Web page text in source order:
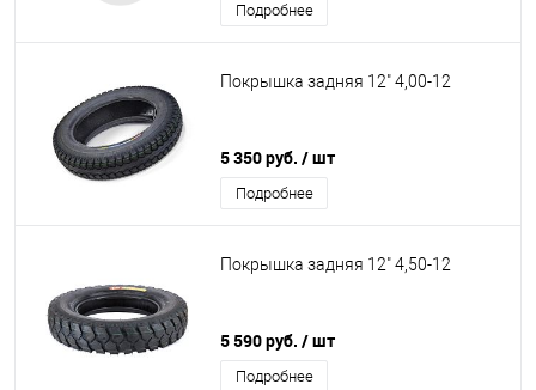
Подробнее
Покрышка задняя 12" 4,00-12
5 350 руб. / шт
Подробнее
Покрышка задняя 12" 4,50-12
5 590 руб. / шт
Подробнее